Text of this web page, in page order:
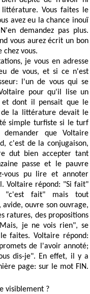
Vous faites le
avez eu la chance inouï
demandez pas plus.
vous aurez écrit un bon
chez vous.
je vous en adresse
de vous, et si ce n'est
l'un de vous qui se
pour qu'il lise un
dont il pensait que le
la littérature devait le
simple turfiste si le turf
que Voltaire
c'est de la conjugaison,
dut bien accepter tant
passe et le pauvre
vous pu lire et annoter
Voltaire répond: "Si fait"
fait" mais tout
ouvre son ouvrage,
ratures, des propositions
je ne vois rien", se
faites. Voltaire répond:
de l'avoir annoté;
dis-je". En effet, il y a
page: sur le mot FIN.
visiblement ?